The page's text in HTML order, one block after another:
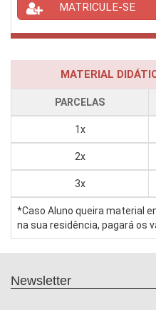
MATRICULE-SE
MATERIAL
PARCELAS
1x
2x
3x
*Caso Aluno queira material
na sua residência, pagará os
Newsletter